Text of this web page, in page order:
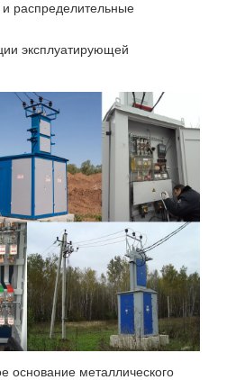
распределительные
эксплуатирующей
основание металлического